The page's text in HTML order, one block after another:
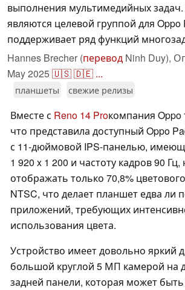
выполнения мультимедийных
являются целевой группой для
поддерживает ряд функций
Hannes Brecher (перевод Ninh Duy),
May 2025🇺🇸🇩🇪 ...
планшеты свежие релизы
Вместе с Reno 14 Proкомпания Oppo
что представила доступный Oppo
с 11-дюймовой IPS-панелью,
1 920 x 1 200 и частоту кадров 90
отображать только 70,8%
NTSC, что делает планшет едва ли
приложений, требующих
использования цвета.
Устройство имеет довольно яркий
большой круглой 5 МП камерой на
задней панели, которая может